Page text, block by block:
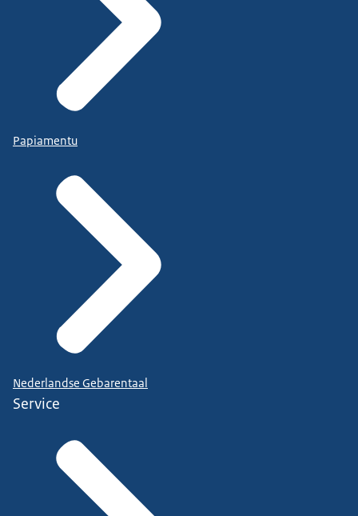
Papiamentu
Nederlandse Gebarentaal
Service